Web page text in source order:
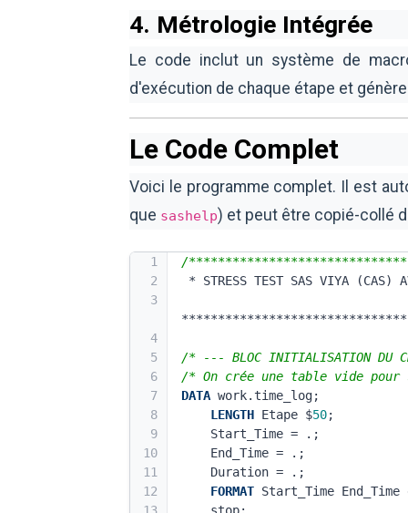
4. Métrologie Intégrée
Le code inclut un système de
d'exécution de chaque étape et
Le Code Complet
Voici le programme complet. Il est
que sashelp) et peut être copié-collé
1
/
2
* STRESS TEST SAS VIYA (CAS)
3
4
5
/* --- BLOC INITIALISATION DU
6
/* On crée une table vide
7
DATA work.time_log;
8
LENGTH Etape $50;
9
    Start_Time = .;
10
    End_Time = .;
11
    Duration = .;
12
FORMAT Start_Time